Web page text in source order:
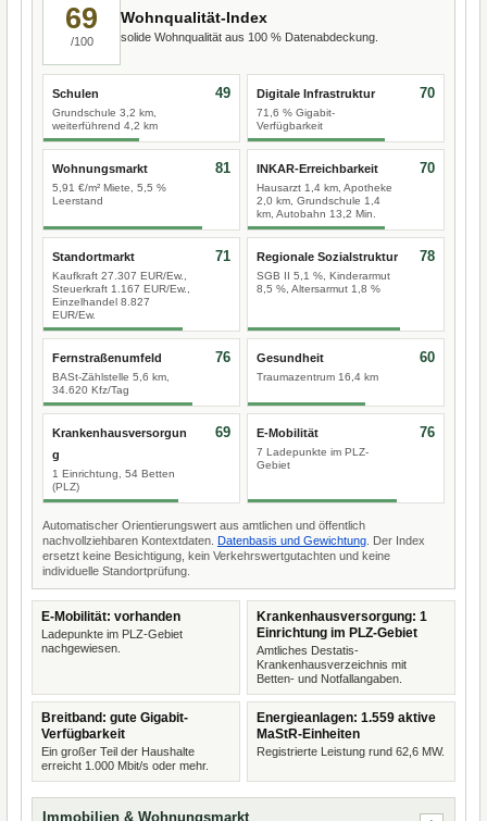
69
/100
Wohnqualität-Index
solide Wohnqualität aus 100 % Datenabdeckung.
Schulen
Grundschule 3,2 km,
weiterführend 4,2 km
49 Digitale Infrastruktur
71,6 % Gigabit-
Verfügbarkeit
70
Wohnungsmarkt
5,91 €/m² Miete, 5,5 %
Leerstand
81 INKAR-Erreichbarkeit
Hausarzt 1,4 km, Apotheke
2,0 km, Grundschule 1,4
km, Autobahn 13,2 Min.
70
Standortmarkt
Kaufkraft 27.307 EUR/Ew.,
Steuerkraft 1.167 EUR/Ew.,
Einzelhandel 8.827
EUR/Ew.
71 Regionale Sozialstruktur
SGB II 5,1 %, Kinderarmut
8,5 %, Altersarmut 1,8 %
78
Fernstraßenumfeld
BASt-Zählstelle 5,6 km,
34.620 Kfz/Tag
76 Gesundheit
Traumazentrum 16,4 km
60
Krankenhausversorgun
g
1 Einrichtung, 54 Betten
(PLZ)
69 E-Mobilität
7 Ladepunkte im PLZ-
Gebiet
76
Automatischer Orientierungswert aus amtlichen und öffentlich
nachvollziehbaren Kontextdaten. Datenbasis und Gewichtung . Der Index
ersetzt keine Besichtigung, kein Verkehrswertgutachten und keine
individuelle Standortprüfung.
E-Mobilität: vorhanden
Ladepunkte im PLZ-Gebiet
nachgewiesen.
Krankenhausversorgung: 1
Einrichtung im PLZ-Gebiet
Amtliches Destatis-
Krankenhausverzeichnis mit
Betten- und Notfallangaben.
Breitband: gute Gigabit-
Verfügbarkeit
Ein großer Teil der Haushalte
erreicht 1.000 Mbit/s oder mehr.
Energieanlagen: 1.559 aktive
MaStR-Einheiten
Registrierte Leistung rund 62,6 MW.
Immobilien & Wohnungsmarkt